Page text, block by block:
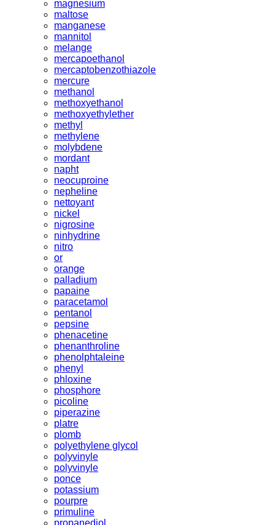
magnesium
maltose
manganese
mannitol
melange
mercapoethanol
mercaptobenzothiazole
mercure
methanol
methoxyethanol
methoxyethylether
methyl
methylene
molybdene
mordant
napht
neocuproine
nepheline
nettoyant
nickel
nigrosine
ninhydrine
nitro
or
orange
palladium
papaine
paracetamol
pentanol
pepsine
phenacetine
phenanthroline
phenolphtaleine
phenyl
phloxine
phosphore
picoline
piperazine
platre
plomb
polyethylene glycol
polyvinyle
polyvinyle
ponce
potassium
pourpre
primuline
propanediol